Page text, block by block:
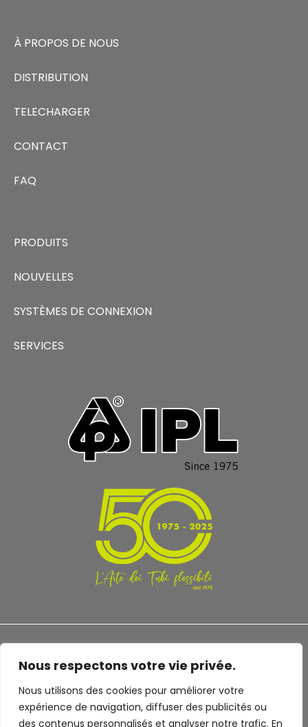
Nous respectons votre vie privée.
Nous utilisons des cookies pour améliorer votre
expérience de navigation, diffuser des publicités ou
des contenus personnalisés et analyser notre trafic. En
À PROPOS DE NOUS
DISTRIBUTION
TELECHARGER
CONTACT
FAQ
PRODUITS
NOUVELLES
SYSTÈMES DE CONNEXION
SERVICES
TERMS AND CONDITIONS PRIVACY POLICY